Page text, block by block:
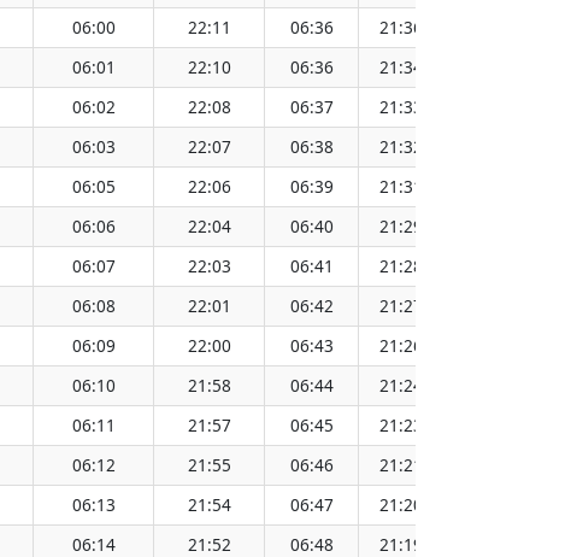
06:00 22:11 06:36 21:36
06:01 22:10 06:36 21:34
06:02 22:08 06:37 21:33
06:03 22:07 06:38 21:32
06:05 22:06 06:39 21:31
06:06 22:04 06:40 21:29
06:07 22:03 06:41 21:28
06:08 22:01 06:42 21:27
06:09 22:00 06:43 21:26
06:10 21:58 06:44 21:24
06:11 21:57 06:45 21:23
06:12 21:55 06:46 21:21
06:13 21:54 06:47 21:20
06:14 21:52 06:48 21:19